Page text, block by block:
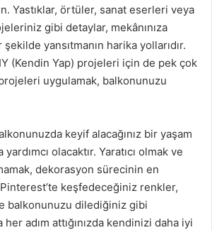
Yastıklar, örtüler, sanat eserleri veya
gibi detaylar, mekânınıza
yansıtmanın harika yollarıdır.
(Kendin Yap) projeleri için de pek çok
uygulamak, balkonunuzu
keyif alacağınız bir yaşam
olacaktır. Yaratıcı olmak ve
dekorasyon sürecinin en
Pinterest’te keşfedeceğiniz renkler,
balkonunuzu dilediğiniz gibi
adım attığınızda kendinizi daha iyi